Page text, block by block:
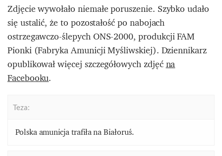
Zdjęcie wywołało niemałe poruszenie. Szybko udało
się ustalić, że to pozostałość po nabojach
ostrzegawczo-ślepych ONS-2000, produkcji FAM
Pionki (Fabryka Amunicji Myśliwskiej). Dziennikarz
opublikował więcej szczegółowych zdjęćna
Facebooku.
Teza:
Polska amunicja trafiła na Białoruś.